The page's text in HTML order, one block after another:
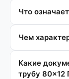
Что
Чем
Какие
трубу